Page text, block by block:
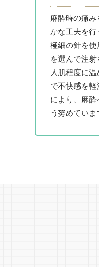
麻酔時の痛
かな工夫を行
極細の針を使
を選んで注
人肌程度に
で不快感を
により、麻酔
う努めていま